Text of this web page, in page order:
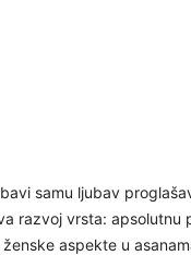
samu ljubav
razvoj vrsta:
aspekte u